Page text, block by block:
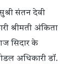
संतन देवी
श्रीमती अंकिता
सिदार के
अधिकारी डॉ.